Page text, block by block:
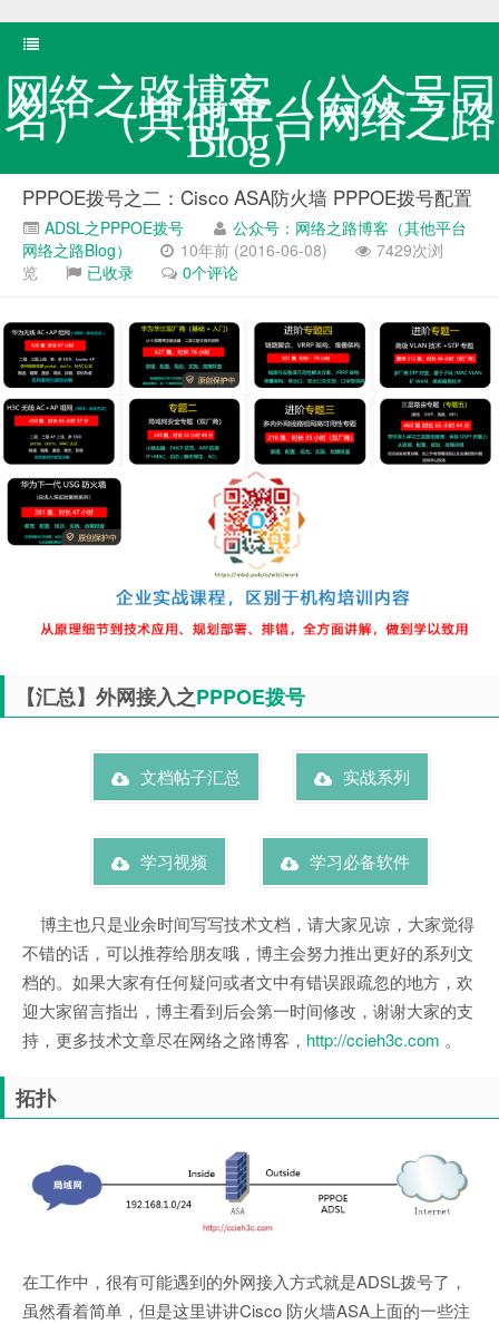
网络之路博客（公众号同
名）（其他平台网络之路
Blog）
PPPOE拨号之二：Cisco ASA防火墙 PPPOE拨号配置
ADSL之PPPOE拨号
公众号：网络之路博客（其他平台
网络之路Blog）
10年前 (2016-06-08)
7429次浏
览
已收录 0个评论
【汇总】外网接入之PPPOE拨号
文档帖子汇总 实战系列
学习视频 学习必备软件
博主也只是业余时间写写技术文档，请大家见谅，大家觉得
不错的话，可以推荐给朋友哦，博主会努力推出更好的系列文
档的。如果大家有任何疑问或者文中有错误跟疏忽的地方，欢
迎大家留言指出，博主看到后会第一时间修改，谢谢大家的支
持，更多技术文章尽在网络之路博客， http://ccieh3c.com 。
拓扑
在工作中，很有可能遇到的外网接入方式就是ADSL拨号了，
虽然看着简单，但是这里讲讲Cisco 防火墙ASA上面的一些注